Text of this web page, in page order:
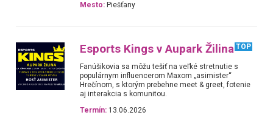
Mesto: Piešťany
Esports Kings v Aupark Žilina TOP
Fanúšikovia sa môžu tešiť na veľké stretnutie s
populárnym influencerom Maxom „asimister“
Hrečínom, s ktorým prebehne meet & greet, fotenie
aj interakcia s komunitou.
Termín: 13.06.2026